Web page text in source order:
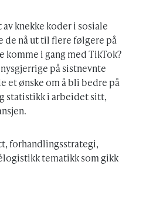
knekke koder i sosiale
de nå ut til flere følgere på
komme i gang med TikTok?
på sistnevnte
et ønske om å bli bedre på
statistikk i arbeidet sitt,
forhandlingsstrategi,
tematikk som gikk